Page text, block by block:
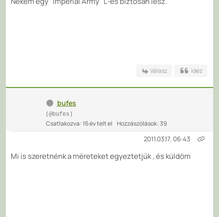
Válasz Idéz
bufes
(@bufes)
Csatlakozva: 16 év telt el Hozzászólások: 39
2011.03.17. 06:43
Mi is szeretnénk a méreteket egyeztetjük , és küldöm